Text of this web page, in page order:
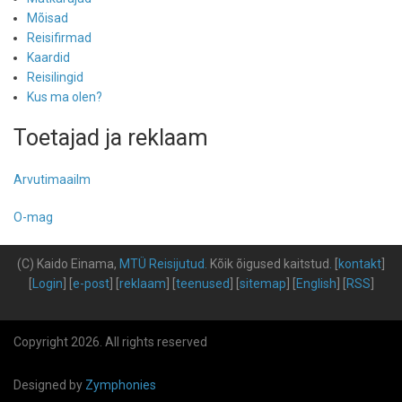
Mõisad
Reisifirmad
Kaardid
Reisilingid
Kus ma olen?
Toetajad ja reklaam
Arvutimaailm
O-mag
(C) Kaido Einama, MTÜ Reisijutud Kõik õigused kaitstud kontakt
Login e-post] [ reklaam teenused sitemap English RSS
Copyright 2026. All rights reserved
Designed by Zymphonies